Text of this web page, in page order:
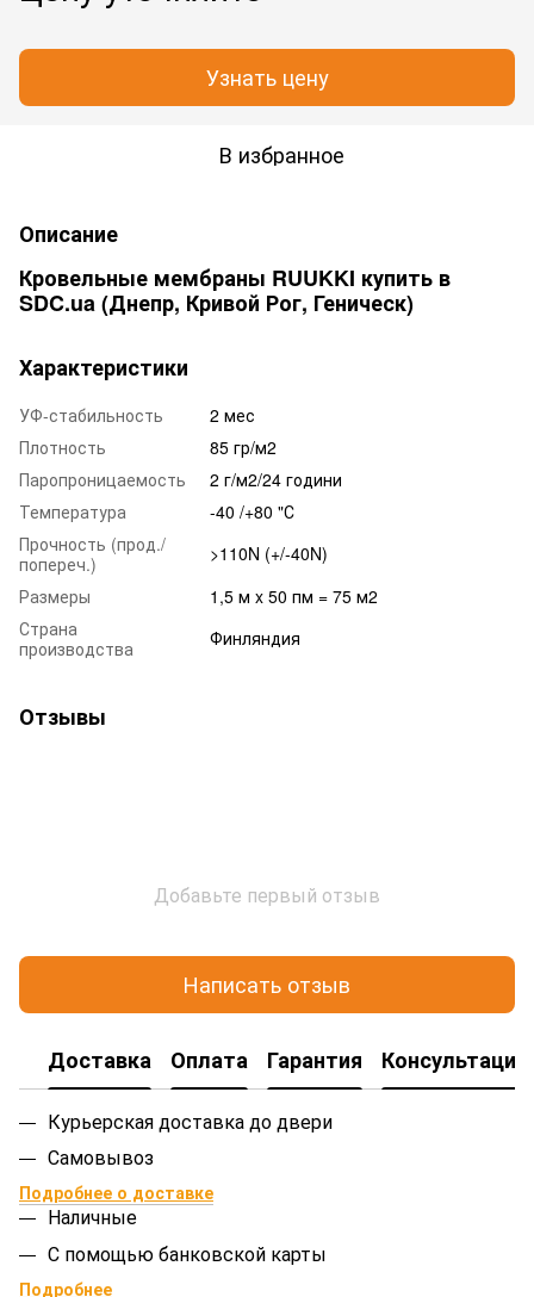
Узнать цену
В избранное
Описание
Кровельные мембраны RUUKKI купить в
SDC.ua (Днепр, Кривой Рог, Геническ)
Характеристики
УФ-стабильность
2 мес
Плотность
85 гр/м2
Паропроницаемость
2 г/м2/24 години
Температура
-40 /+80 "С
Прочность (прод./
попереч.)
>110N (+/-40N)
Размеры
1,5 м x 50 пм = 75 м2
Страна
производства
Финляндия
Отзывы
Добавьте первый отзыв
Написать отзыв
Доставка Оплата Гарантия Консультация
Курьерская доставка до двери
Самовывоз
Подробнее о доставке
Наличные
С помощью банковской карты
Подробнее